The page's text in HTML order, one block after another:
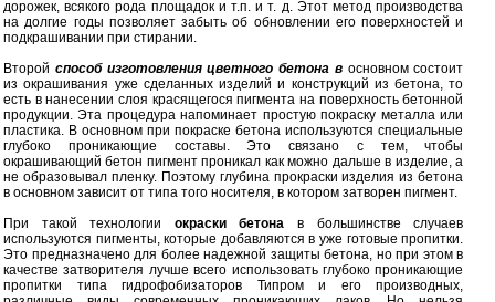
дорожек, всякого рода площадок и т.п. и т. д. Этот метод производства
на долгие годы позволяет забыть об обновлении его поверхностей и
подкрашивании при стирании.
Второй способ изготовления цветного бетона восновном состоит
из окрашивания уже сделанных изделий и конструкций из бетона, то
есть в нанесении слоя красящегося пигмента на поверхность бетонной
продукции. Эта процедура напоминает простую покраску металла или
пластика. В основном при покраске бетона используются специальные
глубоко проникающие составы. Это связано с тем, чтобы
окрашивающий бетон пигмент проникал как можно дальше в изделие, а
не образовывал пленку. Поэтому глубина прокраски изделия из бетона
в основном зависит от типа того носителя, в котором затворен пигмент.
При такой технологии окраски бетона в большинстве случаев
используются пигменты, которые добавляются в уже готовые пропитки.
Это предназначено для более надежной защиты бетона, но при этом в
качестве затворителя лучше всего использовать глубоко проникающие
пропитки типа гидрофобизаторов Типром и его производных,